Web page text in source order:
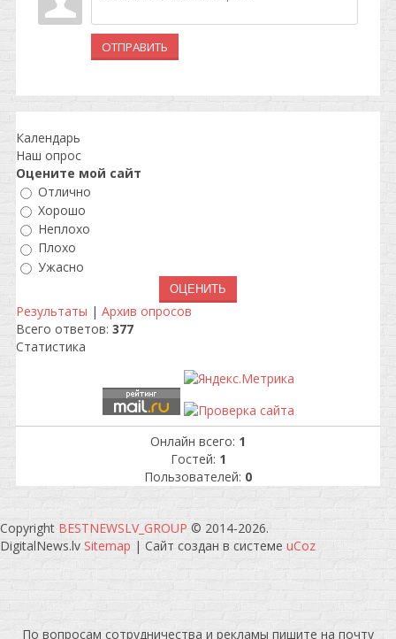
ОТПРАВИТЬ
Календарь
Наш опрос
Оцените мой сайт
Отлично
Хорошо
Неплохо
Плохо
Ужасно
Результаты | Архив опросов
Всего ответов: 377
Статистика
Онлайн всего: 1
Гостей: 1
Пользователей: 0
Copyright BESTNEWSLV_GROUP © 2014-2026.
DigitalNews.lv Sitemap | Сайт создан в системе uCoz
По вопросам сотрудничества и рекламы пишите на почту